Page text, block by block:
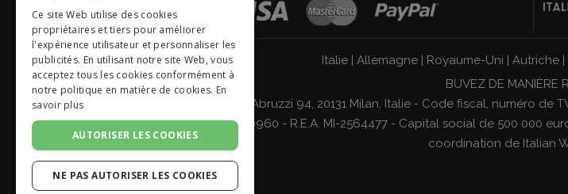
Italie | Allemagne | Royaume-Uni | Autriche |
BUVEZ DE MANIÈRE
Giordano Vini S.p.A. Viale Abruzzi 94, 20131 Milan, Italie - Code fiscal, numéro
Brianza, Lodi 04642870960 - R.E.A. MI-2564477 - Capital social de 500 000
coordination de Italian
Ce site Web utilise des cookies
propriétaires et tiers pour améliorer
l'expérience utilisateur et personnaliser les
publicités. En utilisant notre site Web, vous
acceptez tous les cookies conformément à
notre politique en matière de cookies. En
savoir plus
AUTORISER LES COOKIES
NE PAS AUTORISER LES COOKIES